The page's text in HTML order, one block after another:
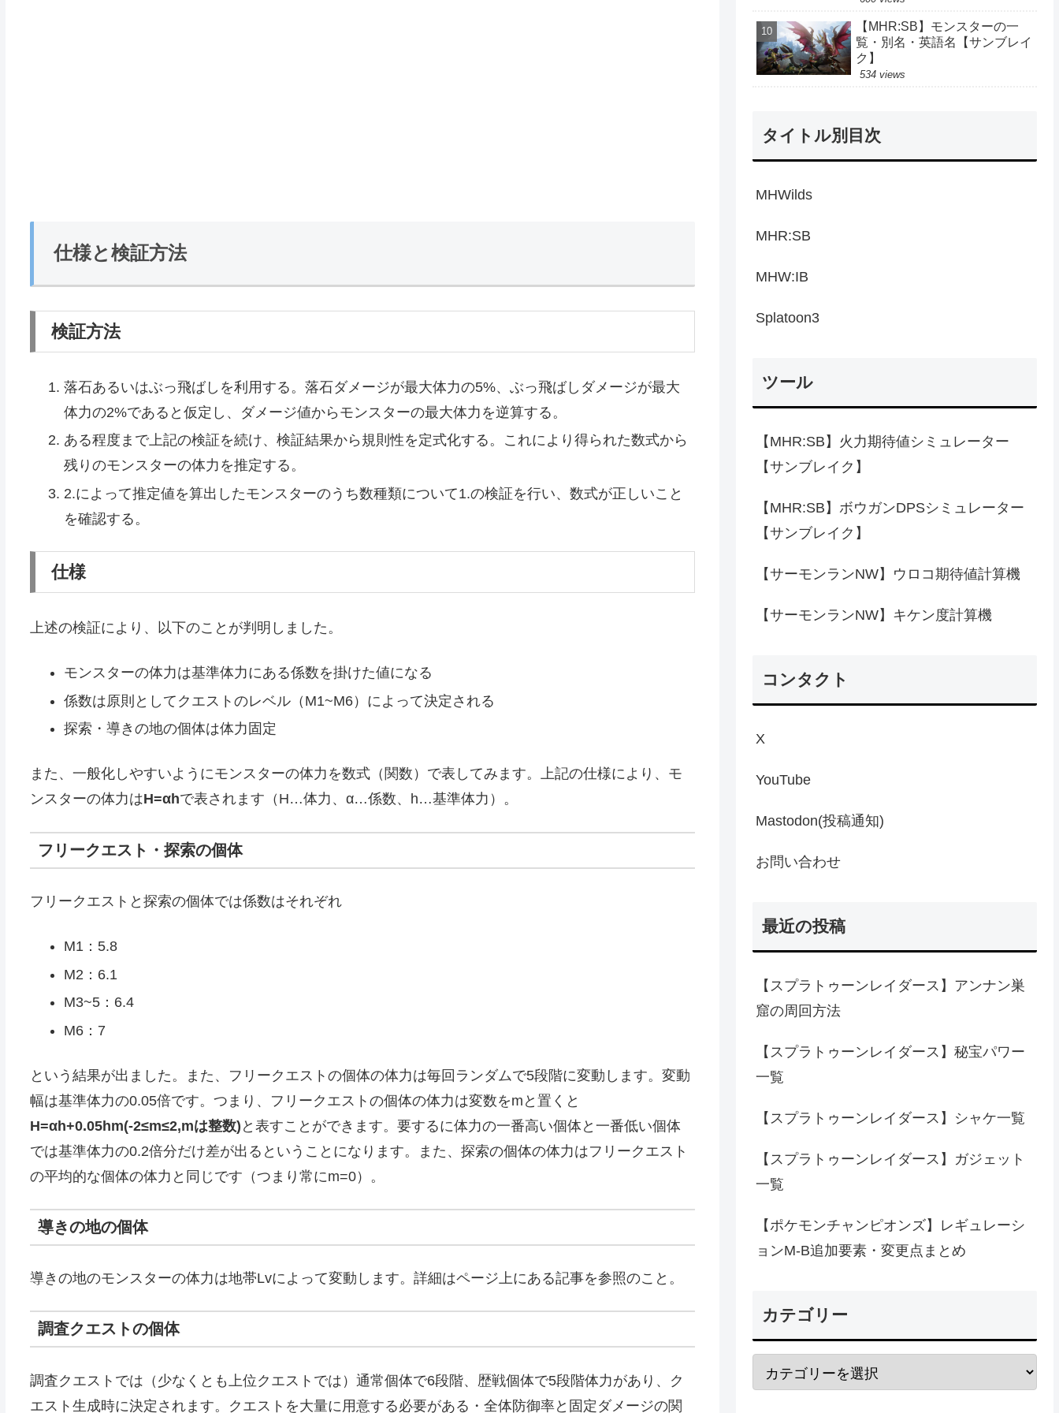
仕様と検証方法
検証方法
落石あるいはぶっ飛ばしを利用する。落石ダメージが最大体力の5%、ぶっ飛ばしダメージが最大
体力の2%であると仮定し、ダメージ値からモンスターの最大体力を逆算する。
ある程度まで上記の検証を続け、検証結果から規則性を定式化する。これにより得られた数式から
残りのモンスターの体力を推定する。
2.によって推定値を算出したモンスターのうち数種類について1.の検証を行い、数式が正しいこと
を確認する。
仕様
上述の検証により、以下のことが判明しました。
モンスターの体力は基準体力にある係数を掛けた値になる
係数は原則としてクエストのレベル（M1~M6）によって決定される
探索・導きの地の個体は体力固定
また、一般化しやすいようにモンスターの体力を数式（関数）で表してみます。上記の仕様により、モ
ンスターの体力はH=αhで表されます（H…体力、α…係数、h…基準体力）。
フリークエスト・探索の個体
フリークエストと探索の個体では係数はそれぞれ
M1：5.8
M2：6.1
M3~5：6.4
M6：7
という結果が出ました。また、フリークエストの個体の体力は毎回ランダムで5段階に変動します。変動
幅は基準体力の0.05倍です。つまり、フリークエストの個体の体力は変数をmと置くと
H=αh+0.05hm(-2≤m≤2,mは整数) と表すことができます。要するに体力の一番高い個体と一番低い個体
では基準体力の0.2倍分だけ差が出るということになります。また、探索の個体の体力はフリークエスト
の平均的な個体の体力と同じです（つまり常にm=0）。
導きの地の個体
導きの地のモンスターの体力は地帯Lvによって変動します。詳細はページ上にある記事を参照のこと。
調査クエストの個体
調査クエストでは（少なくとも上位クエストでは）通常個体で6段階、歴戦個体で5段階体力があり、ク
エスト生成時に決定されます。クエストを大量に用意する必要がある・全体防御率と固定ダメージの関
【MHR:SB】モンスターの一
覧・別名・英語名【サンブレイ
ク】
534 views
タイトル別目次
MHWilds
MHR:SB
MHW:IB
Splatoon3
ツール
【MHR:SB】火力期待値シミュレーター
【サンブレイク】
【MHR:SB】ボウガンDPSシミュレーター
【サンブレイク】
【サーモンランNW】ウロコ期待値計算機
【サーモンランNW】キケン度計算機
コンタクト
X
YouTube
Mastodon(投稿通知)
お問い合わせ
最近の投稿
【スプラトゥーンレイダース】アンナン巣
窟の周回方法
【スプラトゥーンレイダース】秘宝パワー
一覧
【スプラトゥーンレイダース】シャケ一覧
【スプラトゥーンレイダース】ガジェット
一覧
【ポケモンチャンピオンズ】レギュレーシ
ョンM-B追加要素・変更点まとめ
カテゴリー